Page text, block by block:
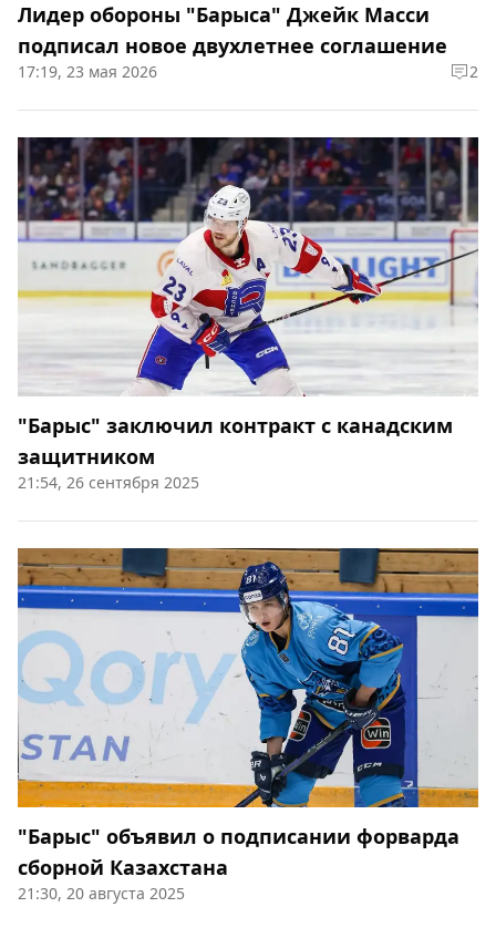
Лидер обороны "Барыса" Джейк Масси
подписал новое двухлетнее соглашение
17:19, 23 мая 2026 2
"Барыс" заключил контракт с канадским
защитником
21:54, 26 сентября 2025
"Барыс" объявил о подписании форварда
сборной Казахстана
21:30, 20 августа 2025